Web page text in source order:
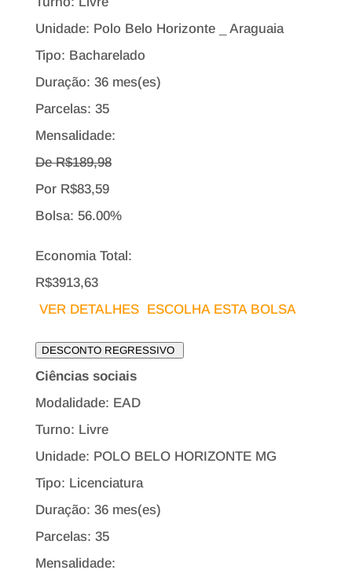
Unidade: Polo Belo Horizonte _ Araguaia
Tipo: Bacharelado
Duração: 36 mes(es)
Parcelas: 35
Mensalidade:
De R$189,98
Por R$83,59
Bolsa: 56.00%
Economia Total:
R$3913,63
VER DETALHES ESCOLHA ESTA BOLSA
DESCONTO REGRESSIVO
Ciências sociais
Modalidade: EAD
Turno: Livre
Unidade: POLO BELO HORIZONTE MG
Tipo: Licenciatura
Duração: 36 mes(es)
Parcelas: 35
Mensalidade: